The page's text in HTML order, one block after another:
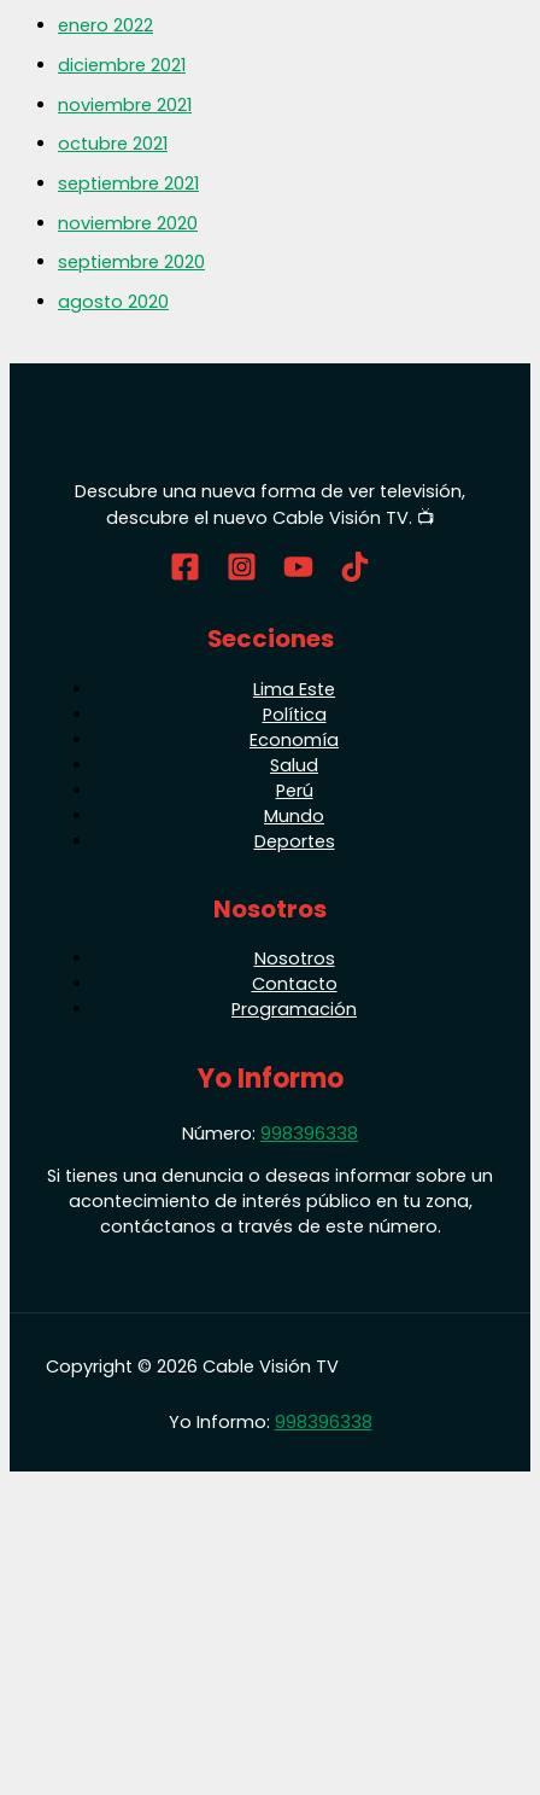
enero 2022
diciembre 2021
noviembre 2021
octubre 2021
septiembre 2021
noviembre 2020
septiembre 2020
agosto 2020
Descubre una nueva forma de ver televisión,
descubre el nuevo Cable Visión TV. 📺
Secciones
Lima Este
Política
Economía
Salud
Perú
Mundo
Deportes
Nosotros
Nosotros
Contacto
Programación
Yo Informo
Número: 998396338
Si tienes una denuncia o deseas informar sobre un
acontecimiento de interés público en tu zona,
contáctanos a través de este número.
Copyright © 2026 Cable Visión TV
Yo Informo: 998396338